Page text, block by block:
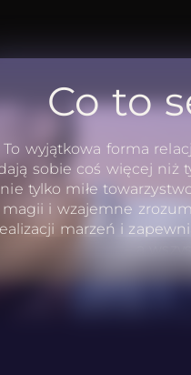
Co to
To wyjątkowa forma
sobie coś więcej niż
nie tylko miłe
magii i wzajemne
marzeń i